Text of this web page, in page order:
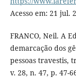
Acesso em: 21 jul.
FRANCO, Neil. A
demarcação dos
pessoas travestis,
v. 28, n. 47, p. 47-